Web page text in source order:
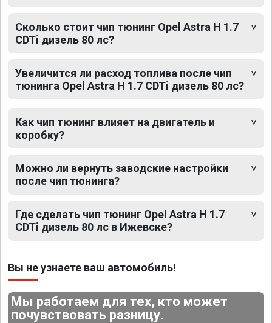
Сколько стоит чип тюнинг Opel Astra H 1.7
CDTi дизель 80 лс?
Увеличится ли расход топлива после чип
тюнинга Opel Astra H 1.7 CDTi дизель 80 лс?
Как чип тюнинг влияет на двигатель и
коробку?
Можно ли вернуть заводские настройки
после чип тюнинга?
Где сделать чип тюнинг Opel Astra H 1.7
CDTi дизель 80 лс в Ижевске?
Вы не узнаете ваш автомобиль!
Мы работаем для тех, кто может
почувствовать разницу.